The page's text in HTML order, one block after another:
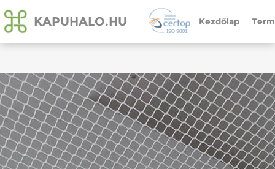
KAPUHALO.HU Kezdőlap